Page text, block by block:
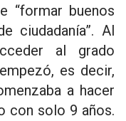
“formar buenos
ciudadanía”. Al
al grado
es decir,
a hacer
con solo 9 años.